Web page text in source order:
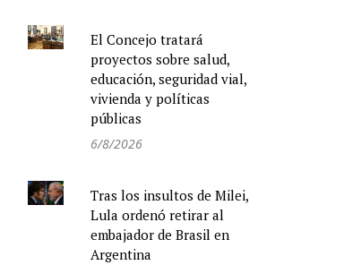
El Concejo tratará
proyectos sobre salud,
educación, seguridad vial,
vivienda y políticas
públicas
6/8/2026
Tras los insultos de Milei,
Lula ordenó retirar al
embajador de Brasil en
Argentina